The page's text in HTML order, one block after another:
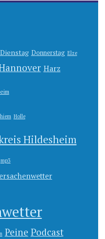
Dienstag Donnerstag Elze
Harz
Holle
Hildesheim
mp3
Peine Podcast